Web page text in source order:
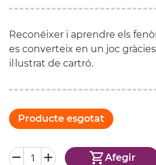
Reconéixer i aprendre els
es converteix en un joc
il·lustrat de cartró.
Producte esgotat
Afegir